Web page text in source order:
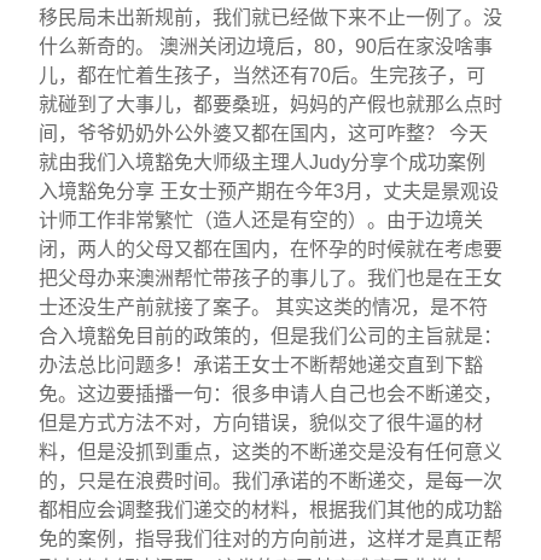
移民局未出新规前，我们就已经做下来不止一例了。没
什么新奇的。 澳洲关闭边境后，80，90后在家没啥事
儿，都在忙着生孩子，当然还有70后。生完孩子，可
就碰到了大事儿，都要桑班，妈妈的产假也就那么点时
间，爷爷奶奶外公外婆又都在国内，这可咋整？ 今天
就由我们入境豁免大师级主理人Judy分享个成功案例
入境豁免分享 王女士预产期在今年3月，丈夫是景观设
计师工作非常繁忙（造人还是有空的）。由于边境关
闭，两人的父母又都在国内，在怀孕的时候就在考虑要
把父母办来澳洲帮忙带孩子的事儿了。我们也是在王女
士还没生产前就接了案子。 其实这类的情况，是不符
合入境豁免目前的政策的，但是我们公司的主旨就是：
办法总比问题多！承诺王女士不断帮她递交直到下豁
免。这边要插播一句：很多申请人自己也会不断递交，
但是方式方法不对，方向错误，貌似交了很牛逼的材
料，但是没抓到重点，这类的不断递交是没有任何意义
的，只是在浪费时间。我们承诺的不断递交，是每一次
都相应会调整我们递交的材料，根据我们其他的成功豁
免的案例，指导我们往对的方向前进，这样才是真正帮